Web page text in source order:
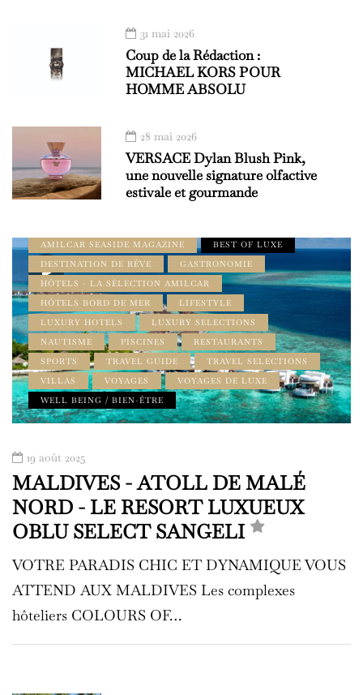
31 mai 2026
Coup de la Rédaction :
MICHAEL KORS POUR
HOMME ABSOLU
28 mai 2026
VERSACE Dylan Blush Pink,
une nouvelle signature olfactive
estivale et gourmande
AMILCAR SEASIDE MAGAZINE
BEST OF LUXE
DESTINATION DE RÊVE
GASTRONOMIE
HÔTELS - LA SÉLECTION AMILCAR
HÔTELS BORD DE MER
LIFESTYLE
LUXURY HOTELS
LUXURY SELECTIONS
NAUTISME
PISCINES
RESTAURANTS
SPORTS
TRAVEL GUIDE
TRAVEL SELECTIONS
VILLAS
VOYAGES
VOYAGES DE LUXE
WELL BEING / BIEN-ÊTRE
19 août 2025
MALDIVES - ATOLL DE MALÉ
NORD - LE RESORT LUXUEUX
OBLU SELECT SANGELI
VOTRE PARADIS CHIC ET DYNAMIQUE VOUS
ATTEND AUX MALDIVES Les complexes
hôteliers COLOURS OF…